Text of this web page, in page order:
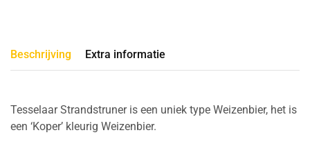
Beschrijving Extra informatie
Tesselaar Strandstruner is een uniek type Weizenbier, het is
een ‘Koper’ kleurig Weizenbier.